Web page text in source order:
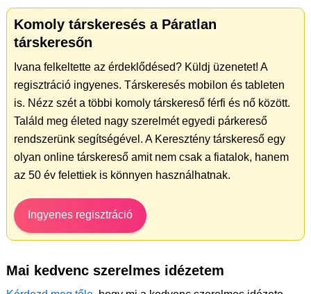
Komoly társkeresés a Páratlan
társkeresőn
Ivana felkeltette az érdeklődésed? Küldj üzenetet! A
regisztráció ingyenes. Társkeresés mobilon és tableten
is. Nézz szét a többi komoly társkereső férfi és nő között.
Találd meg életed nagy szerelmét egyedi párkereső
rendszerünk segítségével. A Keresztény társkereső egy
olyan online társkereső amit nem csak a fiatalok, hanem
az 50 év felettiek is könnyen használhatnak.
Ingyenes regisztráció
Mai kedvenc szerelmes idézetem